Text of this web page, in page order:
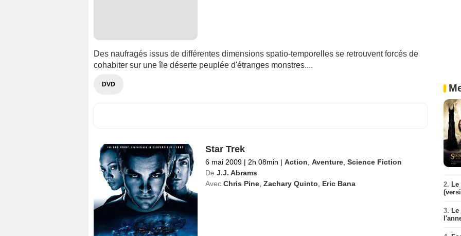
Des naufragés issus de différentes dimensions spatio-temporelles se retrouvent forcés de
cohabiter sur une île déserte peuplée d'étranges monstres....
DVD
Star Trek
6 mai 2009 | 2h 08min | Action, Aventure, Science Fiction
De J.J. Abrams
Avec Chris Pine, Zachary Quinto, Eric Bana 2.
3.